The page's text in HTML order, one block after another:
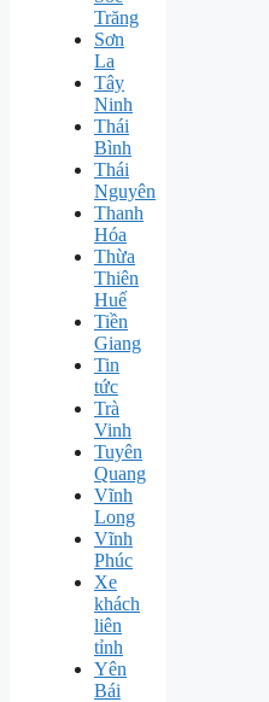
Trăng
Sơn
La
Tây
Ninh
Thái
Bình
Thái
Nguyên
Thanh
Hóa
Thừa
Thiên
Huế
Tiền
Giang
Tin
tức
Trà
Vinh
Tuyên
Quang
Vĩnh
Long
Vĩnh
Phúc
Xe
khách
liên
tỉnh
Yên
Bái